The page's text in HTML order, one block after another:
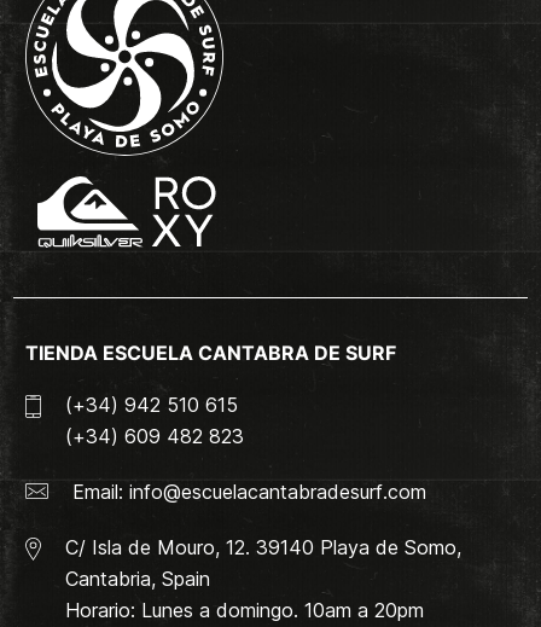
TIENDA ESCUELA CANTABRA DE SURF
(+34) 942 510 615
(+34) 609 482 823
Email: info@escuelacantabradesurf.com
C/ Isla de Mouro, 12. 39140 Playa de Somo,
Cantabria, Spain
Horario: Lunes a domingo. 10am a 20pm